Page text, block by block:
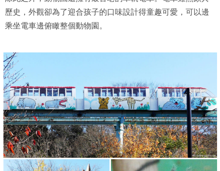
歷史，外觀卻為了迎合孩子的口味設計得童趣可愛，可以邊
乘坐電車邊俯瞰整個動物園。